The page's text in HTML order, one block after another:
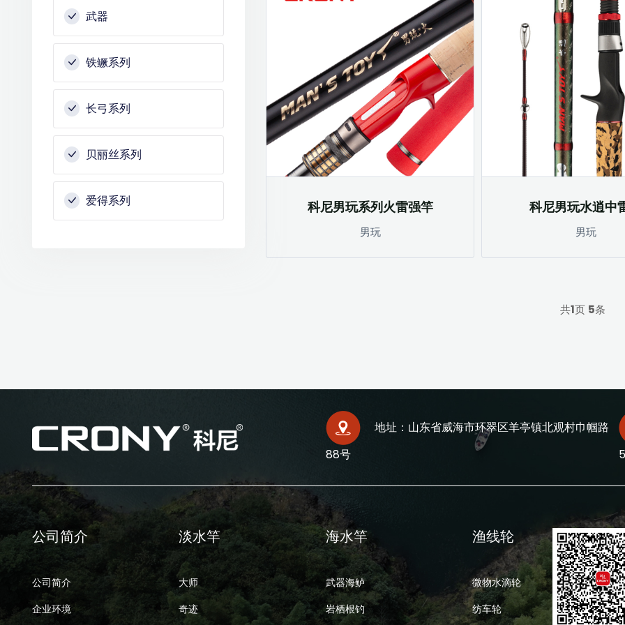
武器
铁鳜系列
长弓系列
贝丽丝系列
爱得系列 科尼男玩系列火雷强竿
男玩
科尼男玩水逍中
男玩
共1页 5条
地址：山东省威海市环翠区羊亭镇北观村巾帼路
88号
公司简介
公司简介
企业环境
淡水竿
大师
奇迹
海水竿
武器海鲈
岩栖根钓
渔线轮
微物水滴轮
纺车轮